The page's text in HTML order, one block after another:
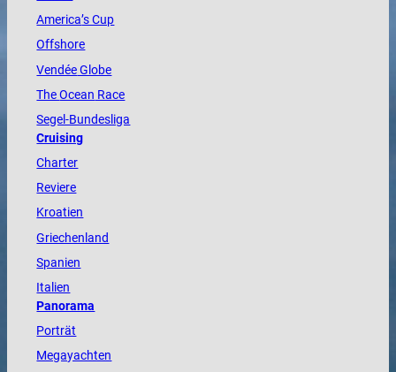
America’s Cup
Offshore
VendéeGlobe
TheOcean Race
Segel-Bundesliga
Cruising
Charter
Reviere
Kroatien
Griechenland
Spanien
Italien
Panorama
Porträt
Megayachten